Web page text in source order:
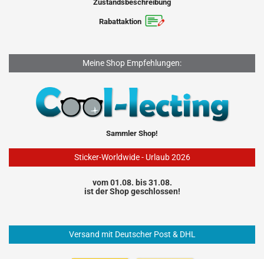
Zustandsbeschreibung
Rabattaktion
Meine Shop Empfehlungen:
Sammler Shop!
Sticker-Worldwide - Urlaub 2026
vom 01.08. bis 31.08.
ist der Shop geschlossen!
Versand mit Deutscher Post & DHL